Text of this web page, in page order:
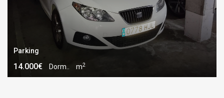
Parking
14.000€ Dorm.. m2